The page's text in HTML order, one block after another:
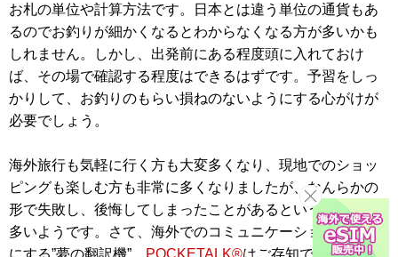
お札の単位や計算方法です。日本とは違う単位の通貨もあ
るのでお釣りが細かくなるとわからなくなる方が多いかも
しれません。しかし、出発前にある程度頭に入れておけ
ば、その場で確認する程度はできるはずです。予習をしっ
かりして、お釣りのもらい損ねのないようにする心がけが
必要でしょう。
海外旅行も気軽に行く方も大変多くなり、現地でのショッ
ピングも楽しむ方も非常に多くなりましたが、なんらかの
形で失敗し、後悔してしまったことがあるという方は案外
多いようです。さて、海外でのコミュニケーションを円滑